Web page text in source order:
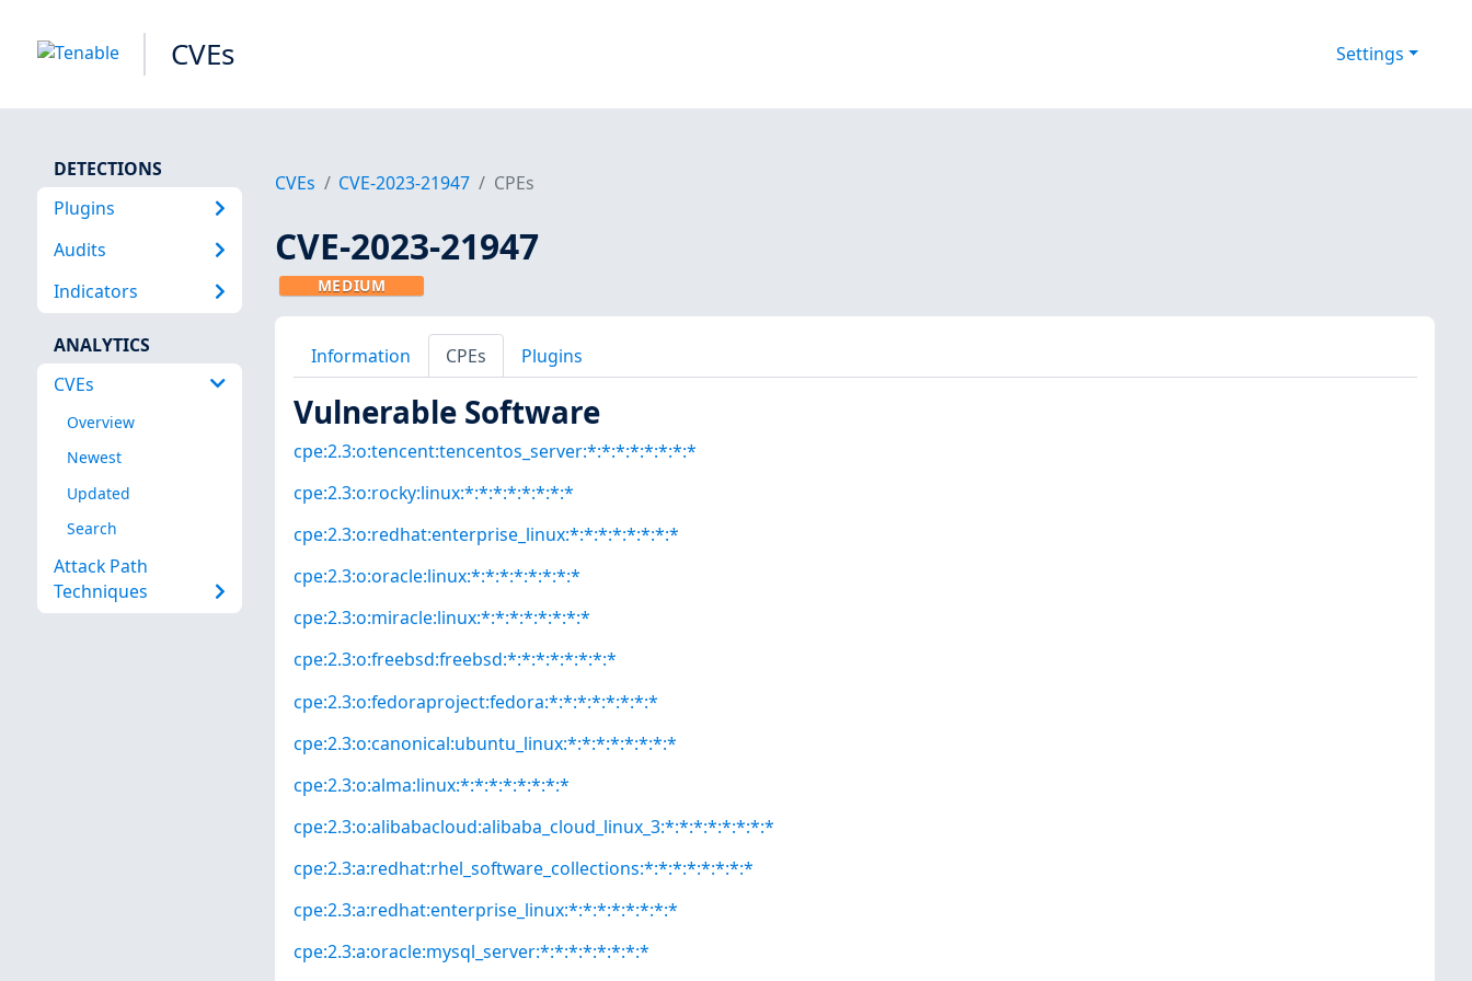
CVEs Settings
DETECTIONS
Plugins
Audits
Indicators
ANALYTICS
CVEs
Overview
Newest
Updated
Search
Attack Path
Techniques
CVEs CVE-2023-21947 CPEs
CVE-2023-21947
MEDIUM
Information CPEs Plugins
Vulnerable Software
cpe:2.3:o:tencent:tencentos_server:*:*:*:*:*:*:*:*
cpe:2.3:o:rocky:linux:*:*:*:*:*:*:*:*
cpe:2.3:o:redhat:enterprise_linux:*:*:*:*:*:*:*:*
cpe:2.3:o:oracle:linux:*:*:*:*:*:*:*:*
cpe:2.3:o:miracle:linux:*:*:*:*:*:*:*:*
cpe:2.3:o:freebsd:freebsd:*:*:*:*:*:*:*:*
cpe:2.3:o:fedoraproject:fedora:*:*:*:*:*:*:*:*
cpe:2.3:o:canonical:ubuntu_linux:*:*:*:*:*:*:*:*
cpe:2.3:o:alma:linux:*:*:*:*:*:*:*:*
cpe:2.3:o:alibabacloud:alibaba_cloud_linux_3:*:*:*:*:*:*:*:*
cpe:2.3:a:redhat:rhel_software_collections:*:*:*:*:*:*:*:*
cpe:2.3:a:redhat:enterprise_linux:*:*:*:*:*:*:*:*
cpe:2.3:a:oracle:mysql_server:*:*:*:*:*:*:*:*